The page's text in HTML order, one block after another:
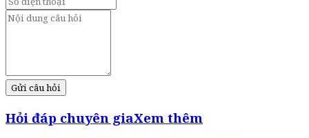
Gửi câu hỏi
Hỏi đáp chuyên giaXem thêm